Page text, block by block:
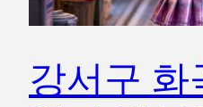
강서구 화